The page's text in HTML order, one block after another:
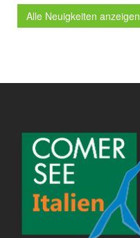
Alle Neuigkeiten anzeigen